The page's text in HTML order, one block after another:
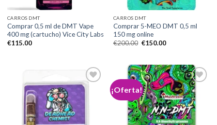
CARROS DMT
Comprar 0,5 ml de DMT Vape
400 mg (cartucho) Vice City Labs
€115.00
CARROS DMT
Comprar 5-MEO DMT 0,5 ml
150 mg online
€200.00 El
€200.00.
€150.00El
€150.00.
¡Oferta!
Add to
wishlist